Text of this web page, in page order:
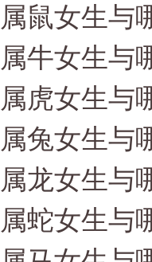
属鼠女生与
属牛女生与
属虎女生与
属兔女生与
属龙女生与
属蛇女生与